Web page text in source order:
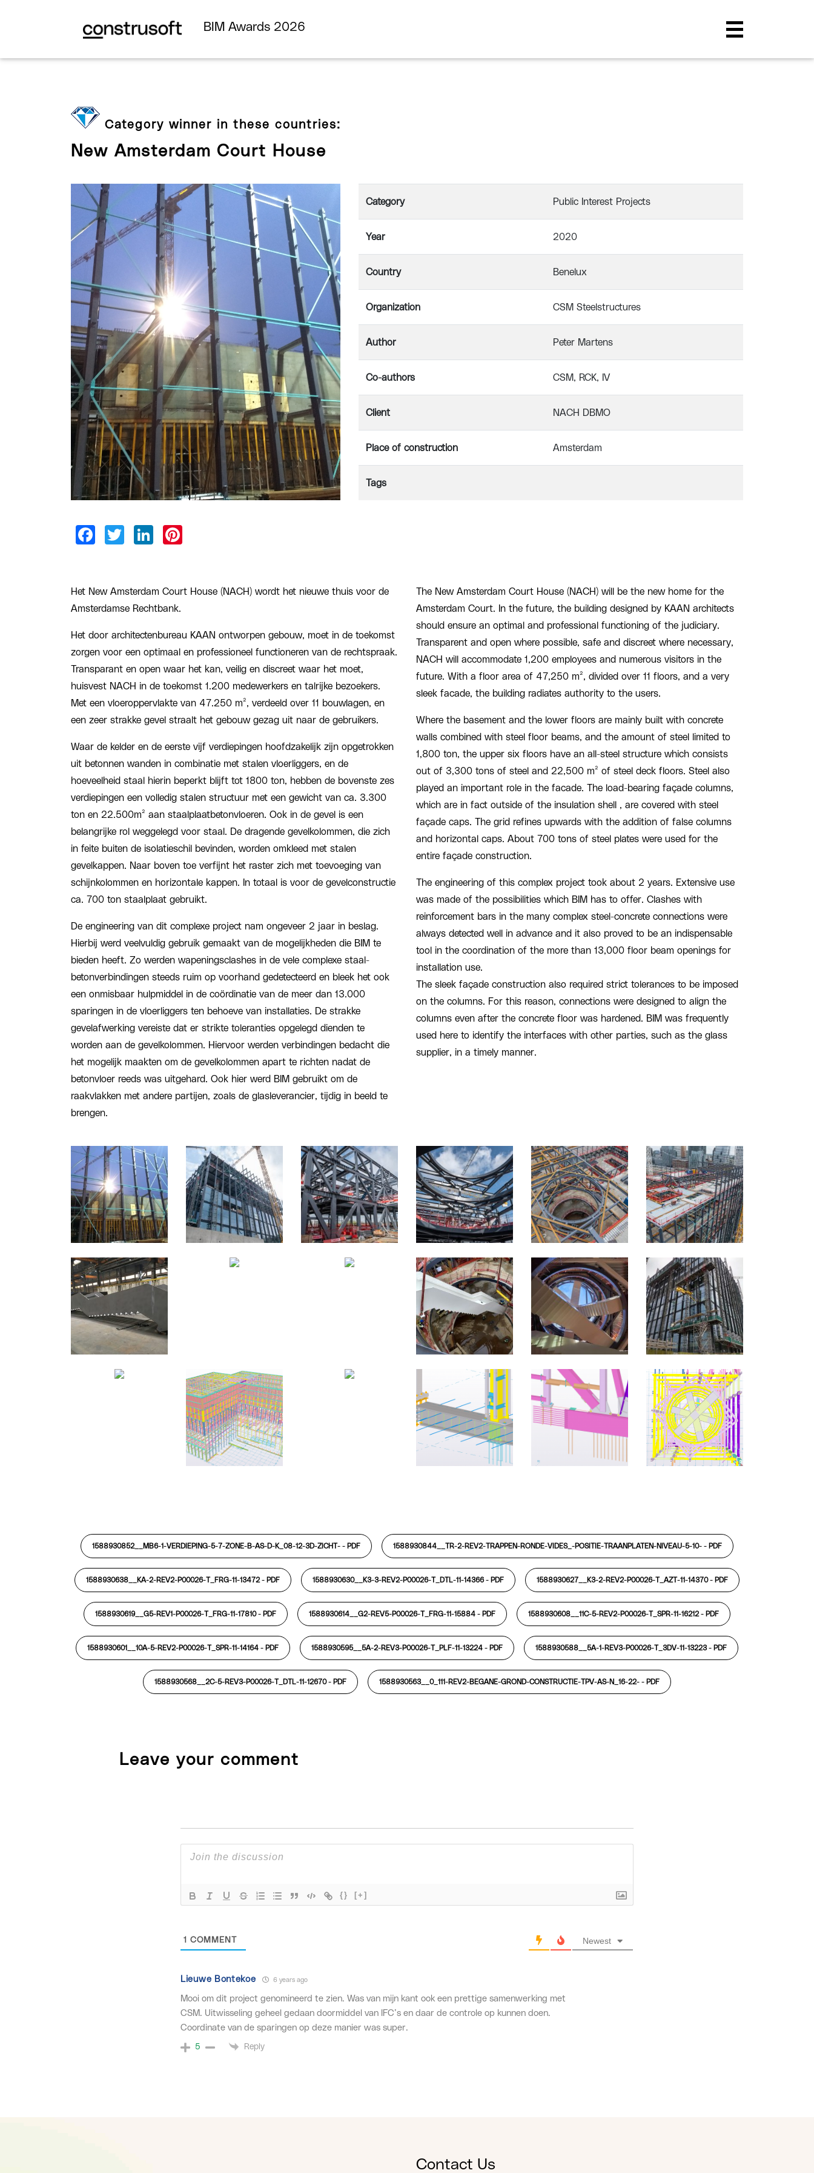
BIM Awards 2026
Category winner in these countries:
New Amsterdam Court House
Category Public Interest Projects
Year 2020
Country Benelux
Organization CSM Steelstructures
Author Peter Martens
Co-authors CSM, RCK, IV
Client NACH DBMO
Place of construction Amsterdam
Tags
Het New Amsterdam Court House (NACH) wordt het nieuwe thuis voor de
Amsterdamse Rechtbank.
Het door architectenbureau KAAN ontworpen gebouw, moet in de toekomst
zorgen voor een optimaal en professioneel functioneren van de rechtspraak.
Transparant en open waar het kan, veilig en discreet waar het moet,
huisvest NACH in de toekomst 1.200 medewerkers en talrijke bezoekers.
Met een vloeroppervlakte van 47.250 m², verdeeld over 11 bouwlagen, en
een zeer strakke gevel straalt het gebouw gezag uit naar de gebruikers.
Waar de kelder en de eerste vijf verdiepingen hoofdzakelijk zijn opgetrokken
uit betonnen wanden in combinatie met stalen vloerliggers, en de
hoeveelheid staal hierin beperkt blijft tot 1800 ton, hebben de bovenste zes
verdiepingen een volledig stalen structuur met een gewicht van ca. 3.300
ton en 22.500m² aan staalplaatbetonvloeren. Ook in de gevel is een
belangrijke rol weggelegd voor staal. De dragende gevelkolommen, die zich
in feite buiten de isolatieschil bevinden, worden omkleed met stalen
gevelkappen. Naar boven toe verfijnt het raster zich met toevoeging van
schijnkolommen en horizontale kappen. In totaal is voor de gevelconstructie
ca. 700 ton staalplaat gebruikt.
De engineering van dit complexe project nam ongeveer 2 jaar in beslag.
Hierbij werd veelvuldig gebruik gemaakt van de mogelijkheden die BIM te
bieden heeft. Zo werden wapeningsclashes in de vele complexe staal-
betonverbindingen steeds ruim op voorhand gedetecteerd en bleek het ook
een onmisbaar hulpmiddel in de coördinatie van de meer dan 13.000
sparingen in de vloerliggers ten behoeve van installaties. De strakke
gevelafwerking vereiste dat er strikte toleranties opgelegd dienden te
worden aan de gevelkolommen. Hiervoor werden verbindingen bedacht die
het mogelijk maakten om de gevelkolommen apart te richten nadat de
betonvloer reeds was uitgehard. Ook hier werd BIM gebruikt om de
raakvlakken met andere partijen, zoals de glasleverancier, tijdig in beeld te
brengen.
The New Amsterdam Court House (NACH) will be the new home for the
Amsterdam Court. In the future, the building designed by KAAN architects
should ensure an optimal and professional functioning of the judiciary.
Transparent and open where possible, safe and discreet where necessary,
NACH will accommodate 1,200 employees and numerous visitors in the
future. With a floor area of 47,250 m², divided over 11 floors, and a very
sleek facade, the building radiates authority to the users.
Where the basement and the lower floors are mainly built with concrete
walls combined with steel floor beams, and the amount of steel limited to
1,800 ton, the upper six floors have an all-steel structure which consists
out of 3,300 tons of steel and 22,500 m² of steel deck floors. Steel also
played an important role in the facade. The load-bearing façade columns,
which are in fact outside of the insulation shell , are covered with steel
façade caps. The grid refines upwards with the addition of false columns
and horizontal caps. About 700 tons of steel plates were used for the
entire façade construction.
The engineering of this complex project took about 2 years. Extensive use
was made of the possibilities which BIM has to offer. Clashes with
reinforcement bars in the many complex steel-concrete connections were
always detected well in advance and it also proved to be an indispensable
tool in the coordination of the more than 13,000 floor beam openings for
installation use.
The sleek façade construction also required strict tolerances to be imposed
on the columns. For this reason, connections were designed to align the
columns even after the concrete floor was hardened. BIM was frequently
used here to identify the interfaces with other parties, such as the glass
supplier, in a timely manner.
1588930852__MB6-1-VERDIEPING-5-7-ZONE-B-AS-D-K_08-12-3D-ZICHT- - PDF 1588930844__TR-2-REV2-TRAPPEN-RONDE-VIDES_-POSITIE-TRAANPLATEN-NIVEAU-5-10- - PDF
1588930638__KA-2-REV2-P00026-T_FRG-11-13472 - PDF 1588930630__K3-3-REV2-P00026-T_DTL-11-14366 - PDF 1588930627__K3-2-REV2-P00026-T_AZT-11-14370 - PDF
1588930619__G5-REV1-P00026-T_FRG-11-17810 - PDF 1588930614__G2-REV5-P00026-T_FRG-11-15884 - PDF 1588930608__11C-5-REV2-P00026-T_SPR-11-16212 - PDF
1588930601__10A-5-REV2-P00026-T_SPR-11-14164 - PDF 1588930595__5A-2-REV3-P00026-T_PLF-11-13224 - PDF 1588930588__5A-1-REV3-P00026-T_3DV-11-13223 - PDF
1588930568__2C-5-REV3-P00026-T_DTL-11-12670 - PDF 1588930563__0_111-REV2-BEGANE-GROND-CONSTRUCTIE-TPV-AS-N_16-22- - PDF
Leave your comment
{} [+]
1 COMMENT Newest
Lieuwe Bontekoe 6 years ago
Mooi om dit project genomineerd te zien. Was van mijn kant ook een prettige samenwerking met
CSM. Uitwisseling geheel gedaan doormiddel van IFC’s en daar de controle op kunnen doen.
Coordinate van de sparingen op deze manier was super.
5 Reply
Contact Us